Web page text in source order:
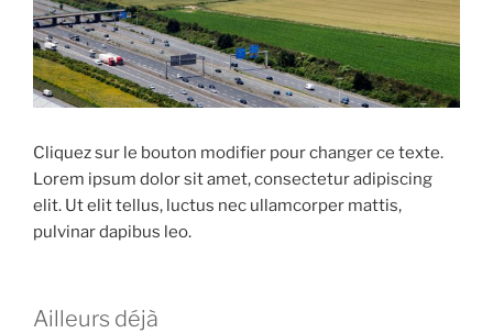
Cliquez sur le bouton modifier pour changer ce texte.
Lorem ipsum dolor sit amet, consectetur adipiscing
elit. Ut elit tellus, luctus nec ullamcorper mattis,
pulvinar dapibus leo.
Ailleurs déjà